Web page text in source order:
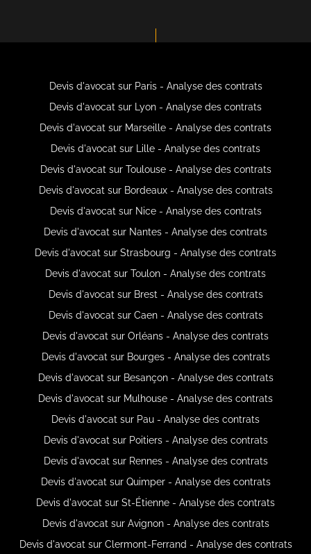
Devis d'avocat sur Paris - Analyse des contrats
Devis d'avocat sur Lyon - Analyse des contrats
Devis d'avocat sur Marseille - Analyse des contrats
Devis d'avocat sur Lille - Analyse des contrats
Devis d'avocat sur Toulouse - Analyse des contrats
Devis d'avocat sur Bordeaux - Analyse des contrats
Devis d'avocat sur Nice - Analyse des contrats
Devis d'avocat sur Nantes - Analyse des contrats
Devis d'avocat sur Strasbourg - Analyse des contrats
Devis d'avocat sur Toulon - Analyse des contrats
Devis d'avocat sur Brest - Analyse des contrats
Devis d'avocat sur Caen - Analyse des contrats
Devis d'avocat sur Orléans - Analyse des contrats
Devis d'avocat sur Bourges - Analyse des contrats
Devis d'avocat sur Besançon - Analyse des contrats
Devis d'avocat sur Mulhouse - Analyse des contrats
Devis d'avocat sur Pau - Analyse des contrats
Devis d'avocat sur Poitiers - Analyse des contrats
Devis d'avocat sur Rennes - Analyse des contrats
Devis d'avocat sur Quimper - Analyse des contrats
Devis d'avocat sur St-Étienne - Analyse des contrats
Devis d'avocat sur Avignon - Analyse des contrats
Devis d'avocat sur Clermont-Ferrand - Analyse des contrats